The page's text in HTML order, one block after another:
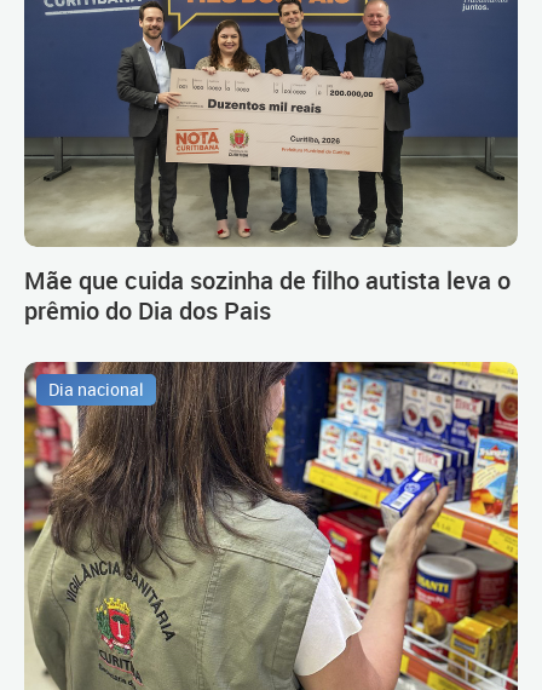
Mãe que cuida sozinha de filho autista leva o
prêmio do Dia dos Pais
Dia nacional